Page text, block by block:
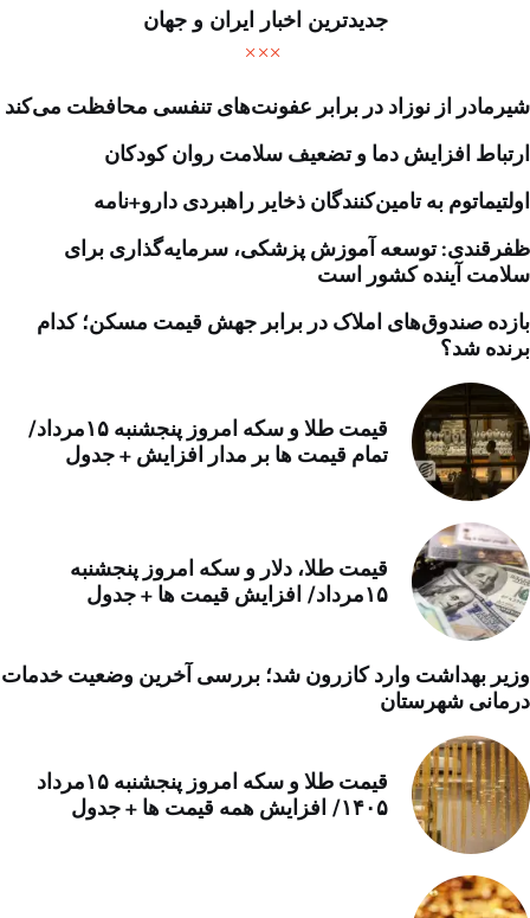
جدیدترین اخبار ایران و جهان
شیرمادر از نوزاد در برابر عفونت‌های تنفسی محافظت می‌کند
ارتباط افزایش دما و تضعیف سلامت روان کودکان
اولتیماتوم به تامین‌کنندگان ذخایر راهبردی دارو+نامه
ظفرقندی: توسعه آموزش پزشکی، سرمایه‌گذاری برای
سلامت آینده کشور است
بازده صندوق‌های املاک در برابر جهش قیمت مسکن؛ کدام
برنده شد؟
قیمت طلا و سکه امروز پنجشنبه ۱۵مرداد/
تمام قیمت ها بر مدار افزایش + جدول
قیمت طلا، دلار و سکه امروز پنجشنبه
۱۵مرداد/ افزایش قیمت ها + جدول
وزیر بهداشت وارد کازرون شد؛ بررسی آخرین وضعیت خدمات
درمانی شهرستان
قیمت طلا و سکه امروز پنجشنبه ۱۵مرداد
۱۴۰۵/ افزایش همه قیمت ها + جدول